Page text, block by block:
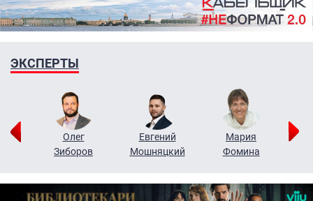
ЭКСПЕРТЫ
Олег
Зиборов
Евгений
Мошняцкий
Мария
Фомина